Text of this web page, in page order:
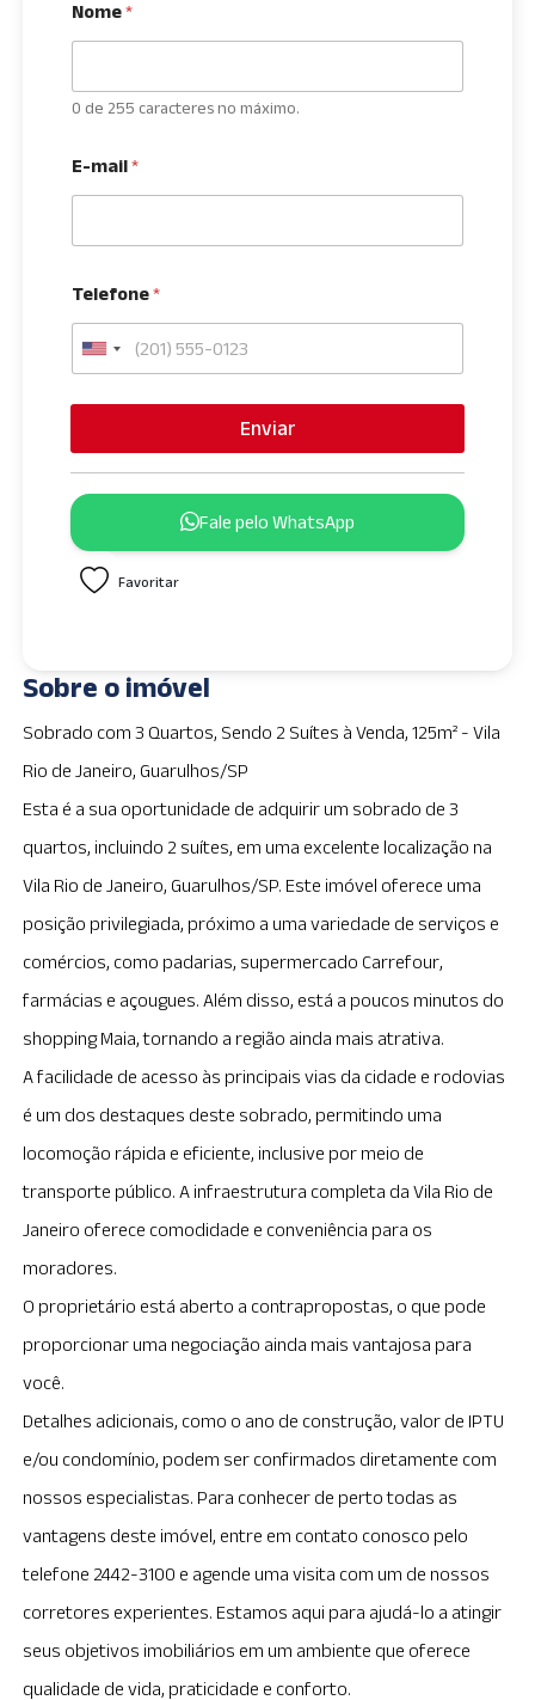
Nome*
0 de 255 caracteres no máximo.
E-mail*
Telefone*
U
e
d
t
a
+
1
Enviar
Fale pelo WhatsApp
Favoritar
Sobre o imóvel
Sobrado com 3 Quartos, Sendo 2 Suítes à Venda, 125m² - Vila
Rio de Janeiro, Guarulhos/SP
Esta é a sua oportunidade de adquirir um sobrado de 3
quartos, incluindo 2 suítes, em uma excelente localização na
Vila Rio de Janeiro, Guarulhos/SP. Este imóvel oferece uma
posição privilegiada, próximo a uma variedade de serviços e
comércios, como padarias, supermercado Carrefour,
farmácias e açougues. Além disso, está a poucos minutos do
shopping Maia, tornando a região ainda mais atrativa.
A facilidade de acesso às principais vias da cidade e rodovias
é um dos destaques deste sobrado, permitindo uma
locomoção rápida e eficiente, inclusive por meio de
transporte público. A infraestrutura completa da Vila Rio de
Janeiro oferece comodidade e conveniência para os
moradores.
O proprietário está aberto a contrapropostas, o que pode
proporcionar uma negociação ainda mais vantajosa para
você.
Detalhes adicionais, como o ano de construção, valor de IPTU
e/ou condomínio, podem ser confirmados diretamente com
nossos especialistas. Para conhecer de perto todas as
vantagens deste imóvel, entre em contato conosco pelo
telefone 2442-3100 e agende uma visita com um de nossos
corretores experientes. Estamos aqui para ajudá-lo a atingir
seus objetivos imobiliários em um ambiente que oferece
qualidade de vida, praticidade e conforto.